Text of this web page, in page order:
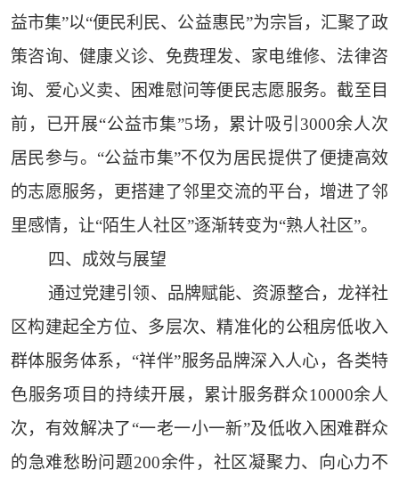
益市集”以“便民利民、公益惠民”为宗旨，汇聚了政
策咨询、健康义诊、免费理发、家电维修、法律咨
询、爱心义卖、困难慰问等便民志愿服务。截至目
前，已开展“公益市集”5场，累计吸引3000余人次
居民参与。“公益市集”不仅为居民提供了便捷高效
的志愿服务，更搭建了邻里交流的平台，增进了邻
里感情，让“陌生人社区”逐渐转变为“熟人社区”。
四、成效与展望
通过党建引领、品牌赋能、资源整合，龙祥社
区构建起全方位、多层次、精准化的公租房低收入
群体服务体系，“祥伴”服务品牌深入人心，各类特
色服务项目的持续开展，累计服务群众10000余人
次，有效解决了“一老一小一新”及低收入困难群众
的急难愁盼问题200余件，社区凝聚力、向心力不